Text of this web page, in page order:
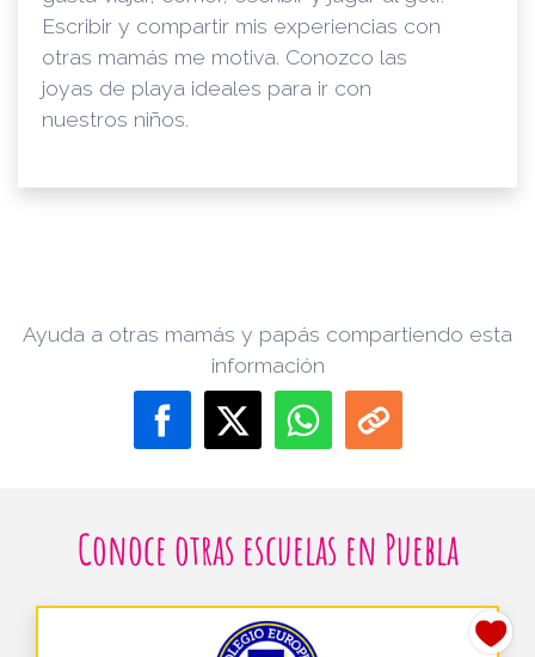
Escribir y compartir mis experiencias con
otras mamás me motiva. Conozco las
joyas de playa ideales para ir con
nuestros niños.
Ayuda a otras mamás y papás compartiendo esta
información
Conoce otras escuelas en Puebla